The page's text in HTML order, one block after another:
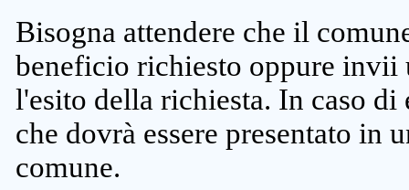
Bisogna attendere che il
beneficio richiesto oppure invii
l'esito della richiesta. In caso
che dovrà essere presentato in
comune.